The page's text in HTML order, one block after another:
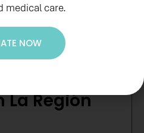
Más De
Para
La Región
medical care.
NOW